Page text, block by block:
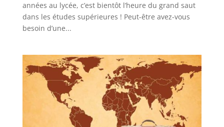
années au lycée, c’est bientôt l’heure du grand saut
dans les études supérieures ! Peut-être avez-vous
besoin d’une...